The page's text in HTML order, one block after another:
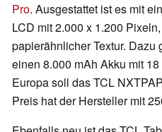
Pro. Ausgestattet ist es mit
LCD mit 2.000 x 1.200
papierähnlicher Textur. Dazu
einen 8.000 mAh Akku mit
Europa soll das TCL
Preis hat der Hersteller mit